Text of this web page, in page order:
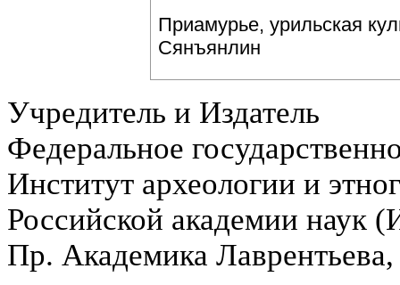
Приамурье, урильская
Сянъянлин
Учредитель и Издатель
Федеральное
Институт археологии и
Российской академии
Пр. Академика